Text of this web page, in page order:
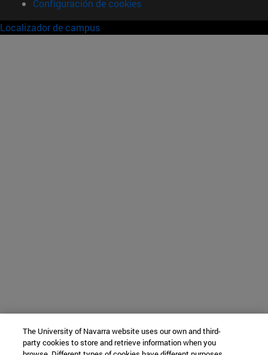
Configuración de cookies
Localizador de campus
The University of Navarra website uses our own and third-
party cookies to store and retrieve information when you